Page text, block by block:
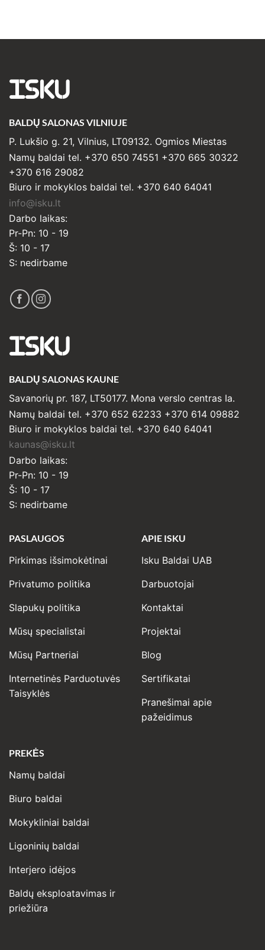
ISKU
BALDŲ SALONAS VILNIUJE
P. Lukšio g. 21, Vilnius, LT09132. Ogmios Miestas
Namų baldai tel. +370 650 74551 +370 665 30322
+370 616 29082
Biuro ir mokyklos baldai tel. +370 640 64041
info@isku.lt
Darbo laikas:
Pr-Pn: 10 - 19
Š: 10 - 17
S: nedirbame
ISKU
BALDŲ SALONAS KAUNE
Savanorių pr. 187, LT50177. Mona verslo centras Ia.
Namų baldai tel. +370 652 62233 +370 614 09882
Biuro ir mokyklos baldai tel. +370 640 64041
kaunas@isku.lt
Darbo laikas:
Pr-Pn: 10 - 19
Š: 10 - 17
S: nedirbame
PASLAUGOS
Pirkimas išsimokėtinai
Privatumo politika
Slapukų politika
Mūsų specialistai
Mūsų Partneriai
Internetinės Parduotuvės
Taisyklės
APIE ISKU
Isku Baldai UAB
Darbuotojai
Kontaktai
Projektai
Blog
Sertifikatai
Pranešimai apie
pažeidimus
PREKĖS
Namų baldai
Biuro baldai
Mokykliniai baldai
Ligoninių baldai
Interjero idėjos
Baldų eksploatavimas ir
priežiūra